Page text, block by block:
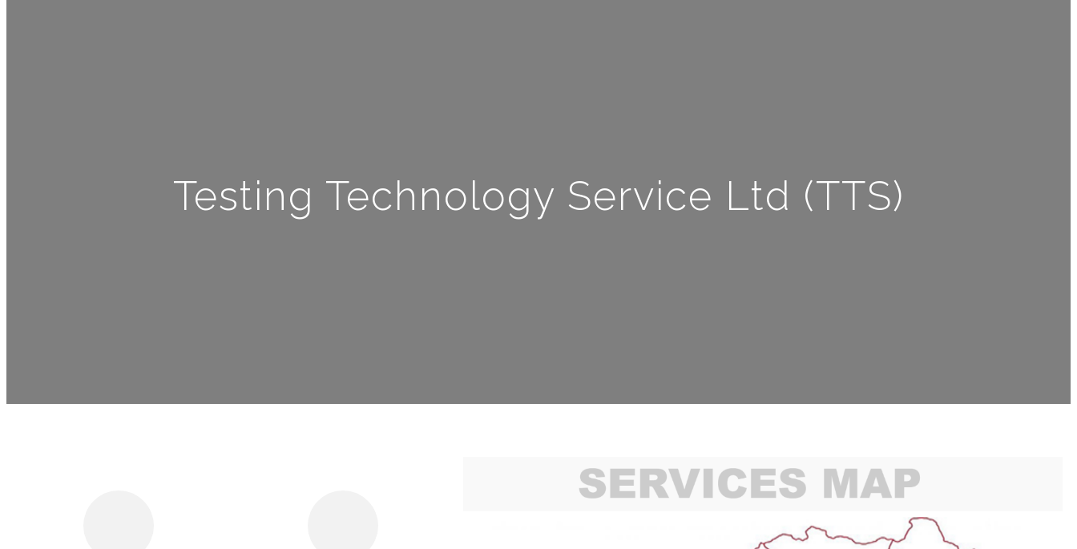
Testing Technology Service Ltd (TTS)